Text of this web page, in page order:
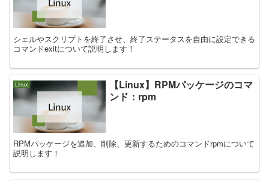
シェルやスクリプトを終了させ、終了ステータスを自由に設定できる
コマンドexitについて説明します！
Linux
【Linux】RPMパッケージのコマ
ンド：rpm
RPMパッケージを追加、削除、更新するためのコマンドrpmについて
説明します！